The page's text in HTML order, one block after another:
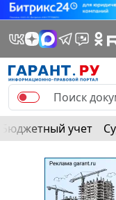
Бюджетный учет